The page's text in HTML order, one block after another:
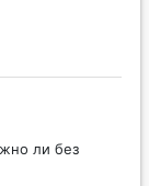
ли без